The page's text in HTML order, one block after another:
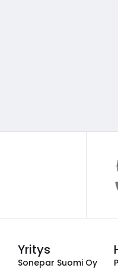
Yritys
Sonepar Suomi Oy